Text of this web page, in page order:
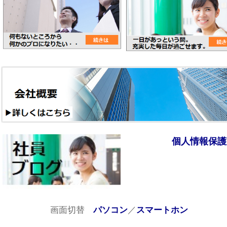
個人情報保
画面切替パソコン／ スマートホン